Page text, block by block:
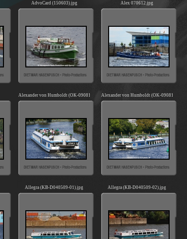
AdvoCard (150603).jpg Alex 070612.jpg
Alexander von Humboldt (OK-090817-0).jpgAlexander von Humboldt (OK-090817-1).jpg
Allegra (KB-D040509-01).jpg Allegra (KB-D040509-02).jpg